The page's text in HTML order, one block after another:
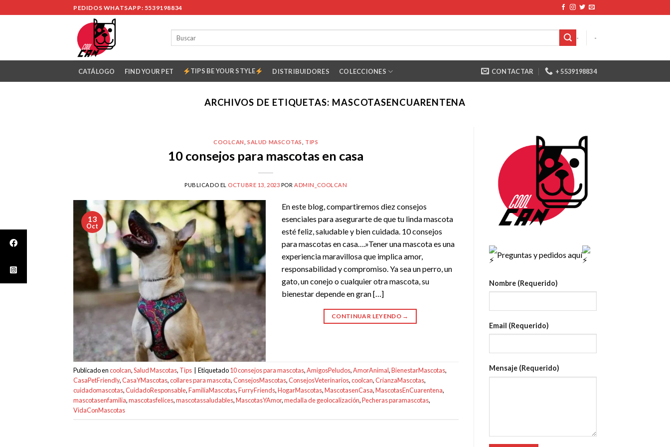
to
PEDIDOS WHATSAPP: 5539198834
- -
CATÁLOGO FIND YOUR PET TIPS BE YOUR STYLE DISTRIBUIDORES COLECCIONES CONTACTAR + 5539198834
ARCHIVOS DE ETIQUETAS: MASCOTASENCUARENTENA
COOLCAN ,SALUD MASCOTAS TIPS
10 consejos para mascotas en casa
PUBLICADO EL OCTUBRE 13, 2023 PORADMIN_COOLCAN
13
Oct
En este blog, compartiremos diez consejos
esenciales para asegurarte de que tu linda mascota
esté feliz, saludable y bien cuidada. 10 consejos
para mascotas en casa….»Tener una mascota es una
experiencia maravillosa que implica amor,
responsabilidad y compromiso. Ya sea un perro, un
gato, un conejo o cualquier otra mascota, su
bienestar depende en gran […]
CONTINUAR LEYENDO →
Publicado encoolcan,Salud Mascotas, Tips Etiquetado10 consejos para mascotas,AmigosPeludos,AmorAnimal,BienestarMascotas,
CasaPetFriendly,CasaYMascotas,collares para mascota,ConsejosMascotas,ConsejosVeterinarios,coolcan,CrianzaMascotas,
cuidadomascotas,CuidadoResponsable,FamiliaMascotas,FurryFriends,HogarMascotas,MascotasenCasa,MascotasEnCuarentena,
mascotasenfamilia,mascotasfelices,mascotassaludables,MascotasYAmor,medalla de geolocalización,Pecheras paramascotas,
VidaConMascotas
Preguntas y pedidos aquí
Nombre (Requerido)
Email (Requerido)
Mensaje (Requerido)